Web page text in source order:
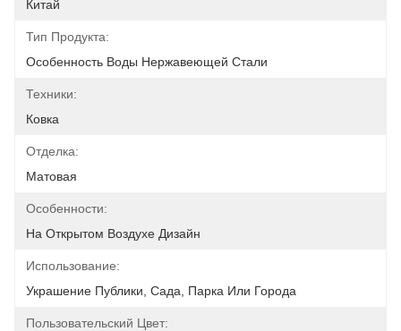
Китай
Тип Продукта:
Особенность Воды Нержавеющей Стали
Техники:
Ковка
Отделка:
Матовая
Особенности:
На Открытом Воздухе Дизайн
Использование:
Украшение Публики, Сада, Парка Или Города
Пользовательский Цвет: